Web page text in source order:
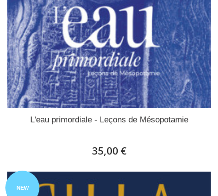
L'eau primordiale - Leçons de Mésopotamie
35,00 €
NEW